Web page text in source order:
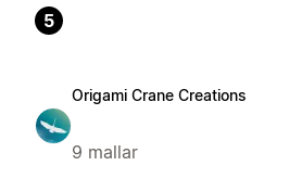
5
Origami Crane Creations
9 mallar